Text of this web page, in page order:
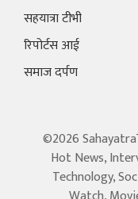
सहयात्रा टीभी
रिपोर्टस आई
समाज दर्पण
©2026
Hot News,
Technology,